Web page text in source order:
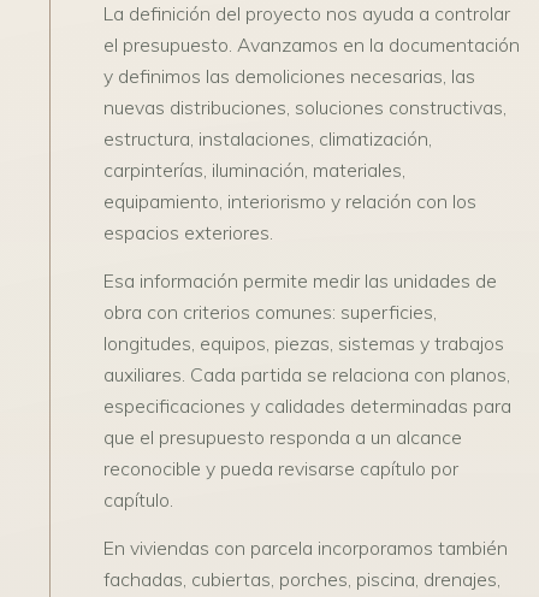
La definición del proyecto nos ayuda a controlar
el presupuesto. Avanzamos en la documentación
y definimos las demoliciones necesarias, las
nuevas distribuciones, soluciones constructivas,
estructura, instalaciones, climatización,
carpinterías, iluminación, materiales,
equipamiento, interiorismo y relación con los
espacios exteriores.
Esa información permite medir las unidades de
obra con criterios comunes: superficies,
longitudes, equipos, piezas, sistemas y trabajos
auxiliares. Cada partida se relaciona con planos,
especificaciones y calidades determinadas para
que el presupuesto responda a un alcance
reconocible y pueda revisarse capítulo por
capítulo.
En viviendas con parcela incorporamos también
fachadas, cubiertas, porches, piscina, drenajes,